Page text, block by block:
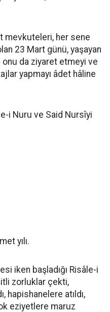
mevkuteleri, her sene
23 Mart günü, yaşayan
da ziyaret etmeyi ve
yapmayı âdet hâline
Nuru ve Said Nursîyi
yılı.
iken başladığı Risâle-i
zorluklar çekti,
hapishanelere atıldı,
eziyetlere maruz